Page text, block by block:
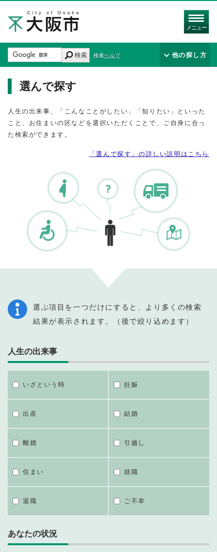
メニュー
検索 検索ヘルプ 他の探し方
選んで探す
人生の出来事、「こんなことがしたい」「知りたい」といった
こと、お住まいの区などを選択いただくことで、ご自身に合っ
た検索ができます。
「選んで探す」の詳しい説明はこちら
選ぶ項目を一つだけにすると、より多くの検索
結果が表示されます。（後で絞り込めます）
人生の出来事
いざという時 妊娠
出産 結婚
離婚 引越し
住まい 就職
退職 ご不幸
あなたの状況